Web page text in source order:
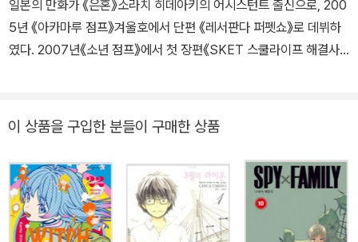
일본의 만화가 《은혼》소라치 히데아키의 어시스턴트 출신으로, 200
5년 《아카마루 점프》겨울호에서 단편 《레서판다 퍼펫쇼》로 데뷔하
였다. 2007년《소년 점프》에서 첫 장편《SKET 스쿨라이프 해결사》
《일본 만화대상》를 수상하였다.
이 상품을 구입한 분들이 구매한 상품